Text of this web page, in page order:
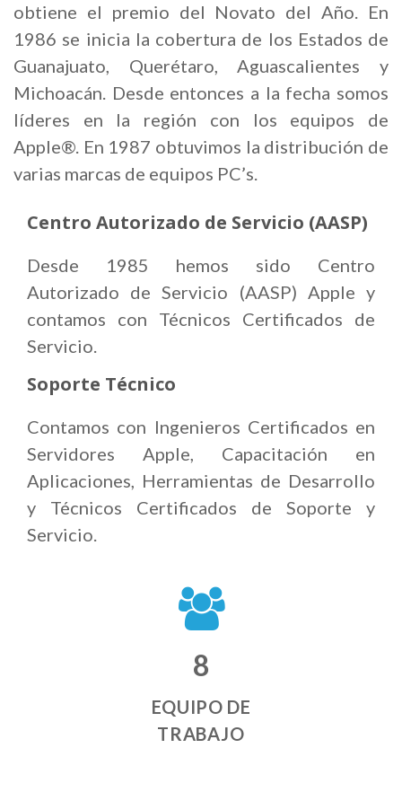
obtiene el premio del Novato del Año. En
1986 se inicia la cobertura de los Estados de
Guanajuato, Querétaro, Aguascalientes y
Michoacán. Desde entonces a la fecha somos
líderes en la región con los equipos de
Apple®. En 1987 obtuvimos la distribución de
varias marcas de equipos PC’s.
Centro Autorizado de Servicio (AASP)
Desde 1985 hemos sido Centro
Autorizado de Servicio (AASP) Apple y
contamos con Técnicos Certificados de
Servicio.
Soporte Técnico
Contamos con Ingenieros Certificados en
Servidores Apple, Capacitación en
Aplicaciones, Herramientas de Desarrollo
y Técnicos Certificados de Soporte y
Servicio.
8
EQUIPO DE
TRABAJO